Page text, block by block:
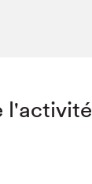
l'activité